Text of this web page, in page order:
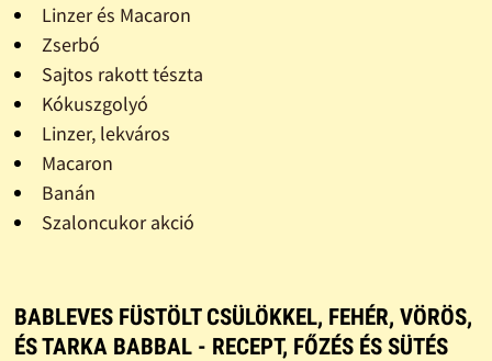
Linzer és Macaron
Zserbó
Sajtos rakott tészta
Kókuszgolyó
Linzer, lekváros
Macaron
Banán
Szaloncukor akció
BABLEVES FÜSTÖLT CSÜLÖKKEL, FEHÉR, VÖRÖS,
ÉS TARKA BABBAL - RECEPT, FŐZÉS ÉS SÜTÉS